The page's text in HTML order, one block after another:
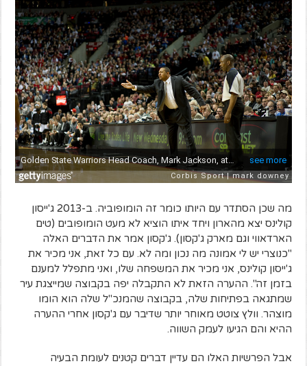
מה שכן הסתדר עם היותו כומר זה הומופוביה. ב-2013 ג'ייסון
קולינס יצא מהארון ויחד איתו הוציא לא מעט הומופובים (טים
הארדאווי וגם מארק ג'קסון). ג'קסון אמר את הדברים האלה
"כנוצרי יש לי אמונה מה נכון ומה לא. עם כל זאת, אני מכיר את
ג'ייסון קולינס, אני מכיר את המשפחה שלו, ואני מתפלל למענם
בזמן זה". ההערה הזאת לא התקבלה יפה בקבוצה שמייצגת עיר
שמתגאה בפתיחות שלה, בקבוצה שהמנכ"ל שלה הוא הומו
מוצהר. וולץ צוטט מאוחר יותר שדיבר עם ג'קסון אחרי ההערה
ההיא והם הגיעו לעמק השווה.
אבל הפרשיות האלו הם עדיין דברים קטנים לעומת הבעיה